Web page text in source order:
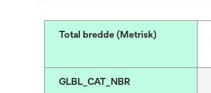
Total bredde (Metrisk)
GLBL_CAT_NBR